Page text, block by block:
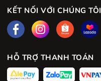
KẾT NỐI VỚI CHÚNG TÔI
HỖ TRỢ THANH TOÁN